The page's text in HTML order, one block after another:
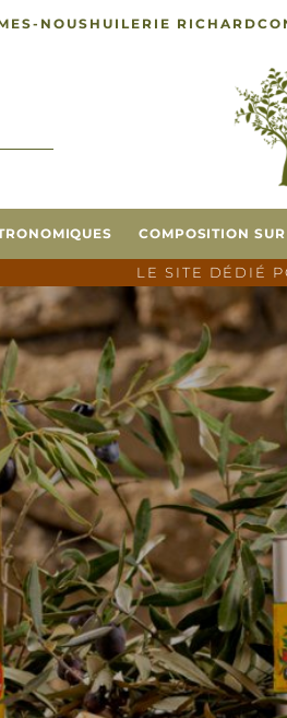
NOUSHUILERIE RICHARD
COMPOSITION
LE SITE DÉDIÉ